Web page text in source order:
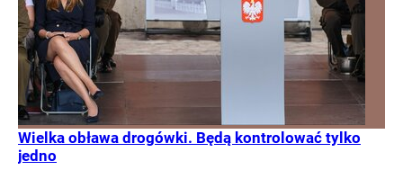
Wielka obława drogówki. Będą kontrolować tylko
jedno